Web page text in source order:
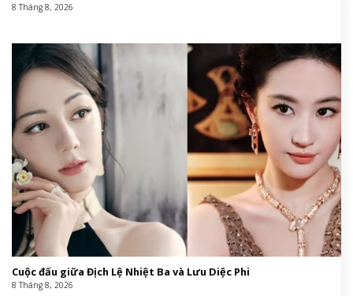
8 Tháng 8, 2026
Cuộc đấu giữa Địch Lệ Nhiệt Ba và Lưu Diệc Phi
8 Tháng 8, 2026